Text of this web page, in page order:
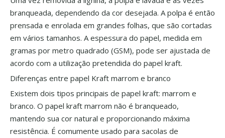
branqueada, dependendo da cor desejada. A polpa é então
prensada e enrolada em grandes folhas, que são cortadas
em vários tamanhos. A espessura do papel, medida em
gramas por metro quadrado (GSM), pode ser ajustada de
acordo com a utilização pretendida do papel kraft.
Diferenças entre papel Kraft marrom e branco
Existem dois tipos principais de papel kraft: marrom e
branco. O papel kraft marrom não é branqueado,
mantendo sua cor natural e proporcionando máxima
resistência. É comumente usado para sacolas de